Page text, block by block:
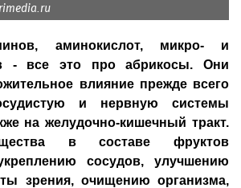
аминокислот, микро- и
- все это про абрикосы. Они
влияние прежде всего
и нервную системы
на желудочно-кишечный тракт.
в составе фруктов
сосудов, улучшению
зрения, очищению организма,